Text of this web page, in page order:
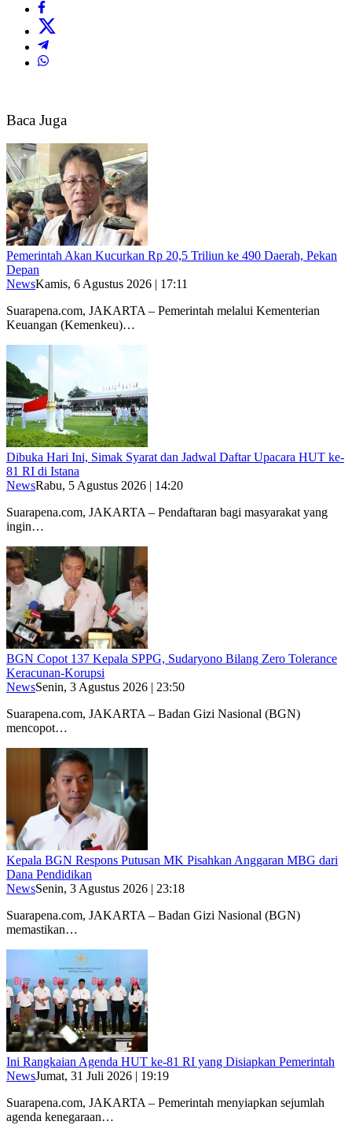
Baca Juga
Pemerintah Akan Kucurkan Rp 20,5 Triliun ke 490 Daerah, Pekan
Depan
NewsKamis, 6 Agustus 2026 | 17:11
Suarapena.com, JAKARTA – Pemerintah melalui Kementerian
Keuangan (Kemenkeu)…
Dibuka Hari Ini, Simak Syarat dan Jadwal Daftar Upacara HUT ke-
81 RI di Istana
NewsRabu, 5 Agustus 2026 | 14:20
Suarapena.com, JAKARTA – Pendaftaran bagi masyarakat yang
ingin…
BGN Copot 137 Kepala SPPG, Sudaryono Bilang Zero Tolerance
Keracunan-Korupsi
NewsSenin, 3 Agustus 2026 | 23:50
Suarapena.com, JAKARTA – Badan Gizi Nasional (BGN)
mencopot…
Kepala BGN Respons Putusan MK Pisahkan Anggaran MBG dari
Dana Pendidikan
NewsSenin, 3 Agustus 2026 | 23:18
Suarapena.com, JAKARTA – Badan Gizi Nasional (BGN)
memastikan…
Ini Rangkaian Agenda HUT ke-81 RI yang Disiapkan Pemerintah
NewsJumat, 31 Juli 2026 | 19:19
Suarapena.com, JAKARTA – Pemerintah menyiapkan sejumlah
agenda kenegaraan…